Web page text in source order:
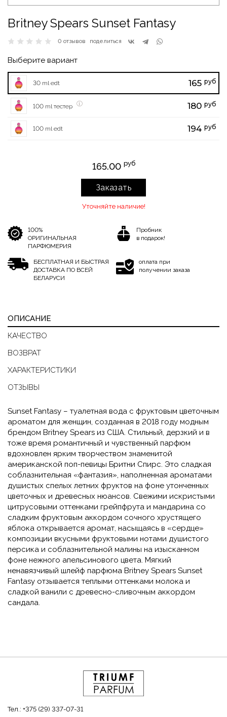
Britney Spears Sunset Fantasy
0 отзывов поделиться
Выберите вариант
30 ml edt 165 руб
100 ml тестер 180 руб
100 ml edt 194 руб
165.00 руб
Заказать
Уточняйте наличие!
100%
ОРИГИНАЛЬНАЯ
ПАРФЮМЕРИЯ
Пробник
в подарок!
БЕСПЛАТНАЯ И БЫСТРАЯ
ДОСТАВКА ПО ВСЕЙ
БЕЛАРУСИ
оплата при
получении заказа
ОПИСАНИЕ
КАЧЕСТВО
ВОЗВРАТ
ХАРАКТЕРИСТИКИ
ОТЗЫВЫ
Sunset Fantasy – туалетная вода с фруктовым цветочным
ароматом для женщин, созданная в 2018 году модным
брендом Britney Spears из США. Стильный, дерзкий и в
тоже время романтичный и чувственный парфюм
вдохновлен ярким творчеством знаменитой
американской поп-певицы Бритни Спирс. Это сладкая
соблазнительная «фантазия», наполненная ароматами
душистых спелых летних фруктов на фоне утонченных
цветочных и древесных нюансов. Свежими искристыми
цитрусовыми оттенками грейпфрута и мандарина со
сладким фруктовым аккордом сочного хрустящего
яблока открывается аромат, насыщаясь в «сердце»
композиции вкусными фруктовыми нотами душистого
персика и соблазнительной малины на изысканном
фоне нежного апельсинового цвета. Мягкий
ненавязчивый шлейф парфюма Britney Spears Sunset
Fantasy отзывается теплыми оттенками молока и
сладкой ванили с древесно-сливочным аккордом
сандала.
Тел.: +375 (29) 337-07-31